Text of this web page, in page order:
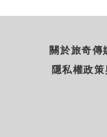
關於旅奇
隱私權政